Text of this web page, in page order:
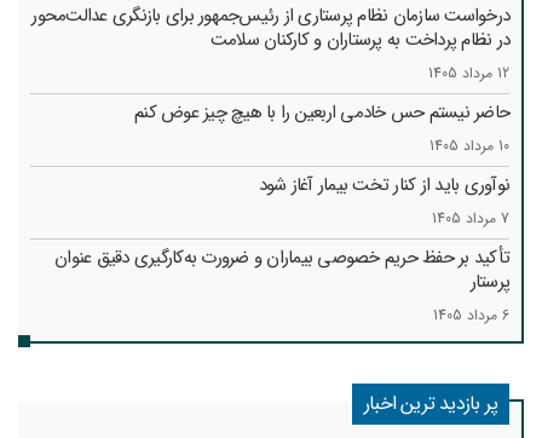
درخواست سازمان نظام پرستاری از رئیس‌جمهور برای بازنگری عدالت‌محور
در نظام پرداخت به پرستاران و کارکنان سلامت
12 مرداد 1405
حاضر نیستم حس خادمی اربعین را با هیچ چیز عوض کنم
10 مرداد 1405
نوآوری باید از کنار تخت بیمار آغاز شود
7 مرداد 1405
تأکید بر حفظ حریم خصوصی بیماران و ضرورت به‌کارگیری دقیق عنوان
پرستار
6 مرداد 1405
پر بازدید ترین اخبار